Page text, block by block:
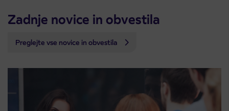
Zadnje novice in obvestila
Preglejte vse novice in obvestila